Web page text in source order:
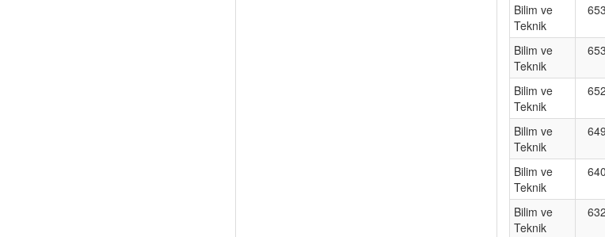
Bilim ve
Teknik
653
Bilim ve
Teknik
653
Bilim ve
Teknik
652
Bilim ve
Teknik
649
Bilim ve
Teknik
640
Bilim ve
Teknik
632